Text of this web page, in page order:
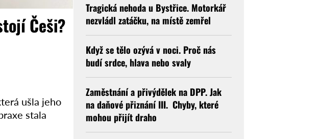
Češi?
ušla jeho
stala
Tragická nehoda u Bystřice. Motorkář
nezvládl zatáčku, na místě zemřel
Když se tělo ozývá v noci. Proč nás
budí srdce, hlava nebo svaly
Zaměstnání a přivýdělek na DPP. Jak
na daňové přiznání III. Chyby, které
mohou přijít draho